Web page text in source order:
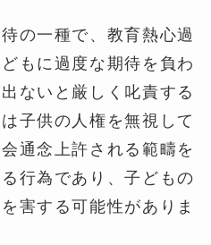
の一種で、教育熱心過
もに過度な期待を負わ
ないと厳しく叱責する
子供の人権を無視して
通念上許される範疇を
行為であり、子どもの
害する可能性がありま